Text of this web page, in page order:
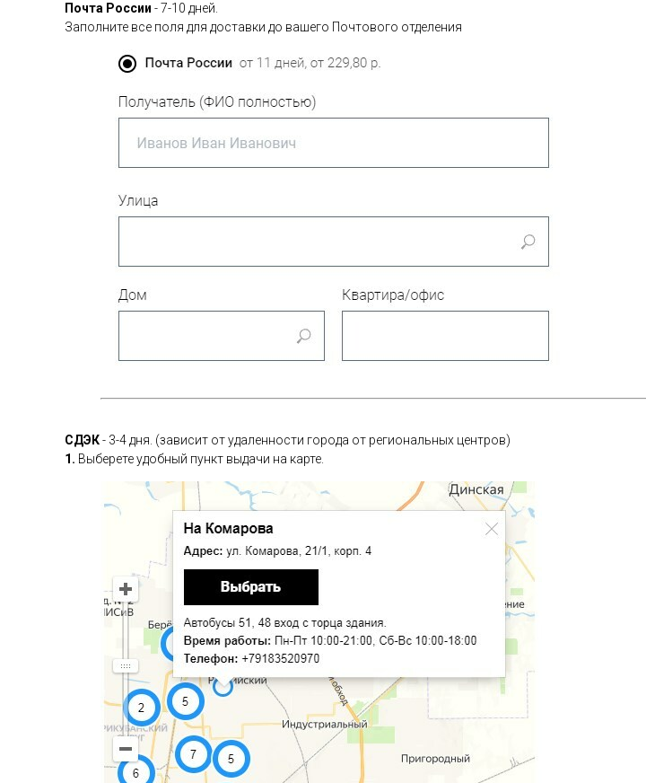
Почта России - 7-10 дней.
Заполните все поля для доставки до вашего Почтового отделения
СДЭК- 3-4 дня. (зависит от удаленности города от региональных центров)
1. Выберете удобный пункт выдачи на карте.